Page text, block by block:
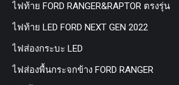
ไฟท้าย FORD RANGER&RAPTOR ตรงรุ่น
ไฟท้าย LED FORD NEXT GEN 2022
ไฟส่องกระบะ LED
ไฟส่องพื้นกระจกข้าง FORD RANGER